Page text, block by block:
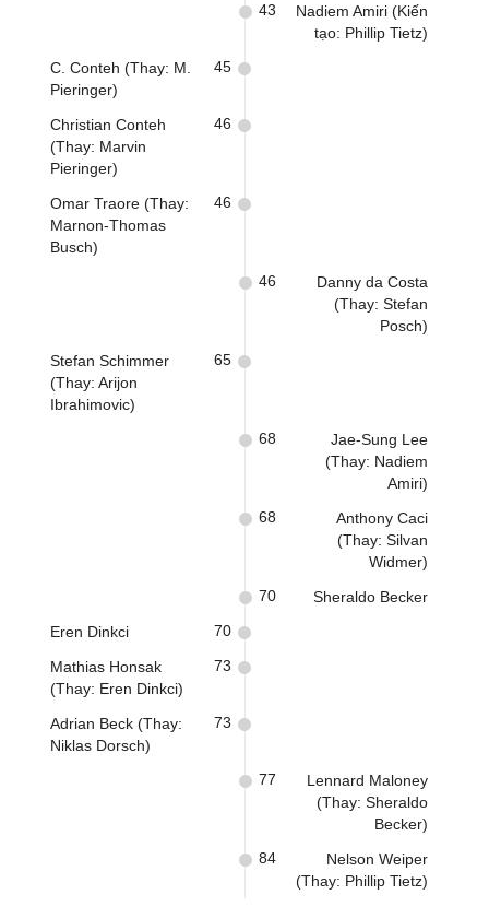
Nadiem Amiri (Kiến
tạo: Phillip Tietz)
43
C. Conteh (Thay: M.
Pieringer)
45
Christian Conteh
(Thay: Marvin
Pieringer)
46
Omar Traore (Thay:
Marnon-Thomas
Busch)
46
Danny da Costa
(Thay: Stefan
Posch)
46
Stefan Schimmer
(Thay: Arijon
Ibrahimovic)
65
Jae-Sung Lee
(Thay: Nadiem
Amiri)
68
Anthony Caci
(Thay: Silvan
Widmer)
68
Sheraldo Becker
70
Eren Dinkci 70
Mathias Honsak
(Thay: Eren Dinkci)
73
Adrian Beck (Thay:
Niklas Dorsch)
73
Lennard Maloney
(Thay: Sheraldo
Becker)
77
Nelson Weiper
(Thay: Phillip Tietz)
84